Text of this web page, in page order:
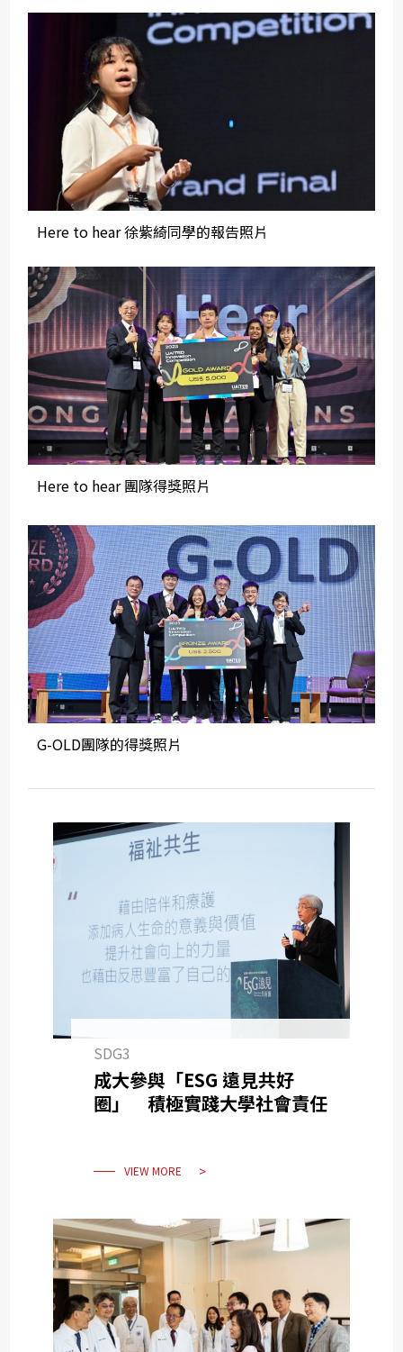
Here to hear 徐紫綺同學的報告照片
Here to hear 團隊得獎照片
G-OLD團隊的得獎照片
SDG3
成大參與「ESG 遠見共好
圈」 積極實踐大學社會責任
VIEW MORE